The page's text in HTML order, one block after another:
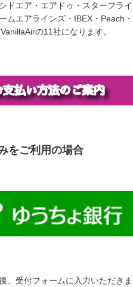
ドエア・エアドゥ・スターフライ
ムエアラインズ・IBEX・Peach・
の11社になります。
をご利用の場合
、受付フォームに入力いただき